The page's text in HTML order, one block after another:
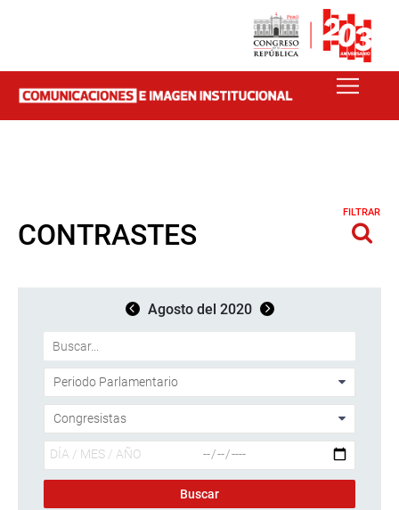
CONTRASTES
FILTRAR
Agosto del 2020